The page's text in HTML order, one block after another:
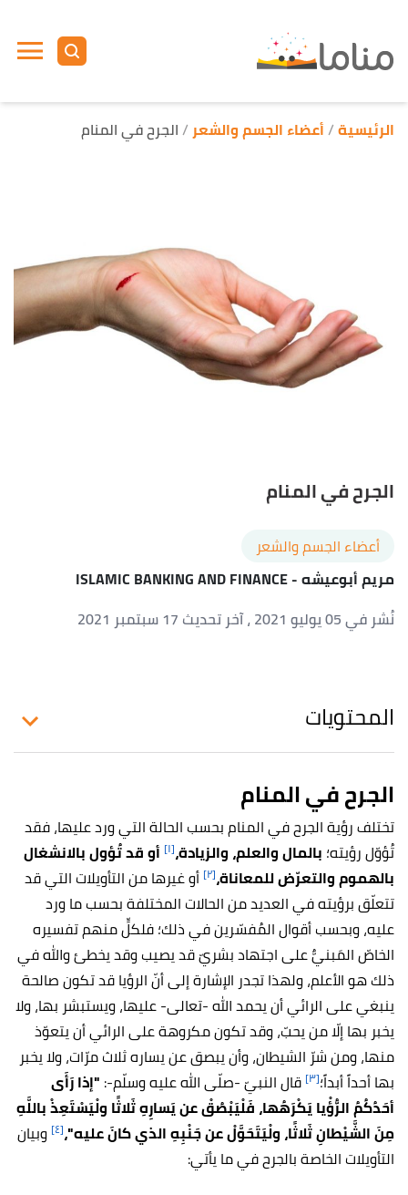
الرئيسية أعضاء الجسم والشعر الجرح في المنام
الجرح في المنام
أعضاء الجسم والشعر
مريم أبوعيشه- ISLAMIC BANKING AND FINANCE
نُشر في 05 يوليو 2021
، آخر تحديث 17 سبتمبر 2021
المحتويات
الجرح في المنام
تختلف رؤية الجرح في المنام بحسب الحالة التي ورد عليها، فقد
تُؤوّل رؤيته؛ بالمال والعلم، والزيادة،[١] أو قد تُؤول بالانشغال
بالهموم والتعرّض للمعاناة،[٢] أوغيرها من التأويلات التي قد
تتعلّق برؤيته في العديد من الحالات المختلفة بحسب ما ورد
عليه، وبحسب أقوال المُفسّرين في ذلك؛ فلكلٍّ منهم تفسيره
الخاصّ المَبنيٌّ على اجتهاد بشريّ قد يصيب وقد يخطئ والله في
ذلك هو الأعلم، ولهذا تجدر الإشارة إلى أنّ الرؤيا قد تكون صالحة
ينبغي على الرائي أن يحمد الله -تعالى- عليها، ويستبشر بها، ولا
يخبر بها إلّا من يحبّ، وقد تكون مكروهة على الرائي أن يتعوّذ
منها، ومن شرّ الشيطان، وأن يبصق عن يساره ثلاث مرّات، ولا يخبر
بها أحداً أبداً؛[٣] قال النبيّ -صلّى الله عليه وسلّم-: "إذا رَأَى
أحَدُكُمُ الرُّؤْيا يَكْرَهُها، فَلْيَبْصُقْ عن يَسارِهِ ثَلاثًا ولْيَسْتَعِذْ باللَّهِ
مِنَ الشَّيْطانِ ثَلاثًا، ولْيَتَحَوَّلْ عن جَنْبِهِ الذي كانَ عليه"،[٤]
وبيان
التأويلات الخاصة بالجرح في ما يأتي: